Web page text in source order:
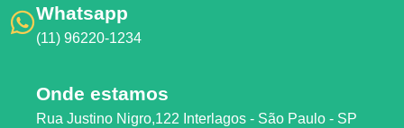
Whatsapp
(11) 96220-1234
Onde estamos
Rua Justino Nigro,122 Interlagos - São Paulo - SP